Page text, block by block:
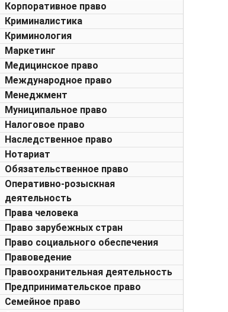
Корпоративное право
Криминалистика
Криминология
Маркетинг
Медицинское право
Международное право
Менеджмент
Муниципальное право
Налоговое право
Наследственное право
Нотариат
Обязательственное право
Оперативно-розыскная
деятельность
Права человека
Право зарубежных стран
Право социального обеспечения
Правоведение
Правоохранительная деятельность
Предпринимательское право
Семейное право